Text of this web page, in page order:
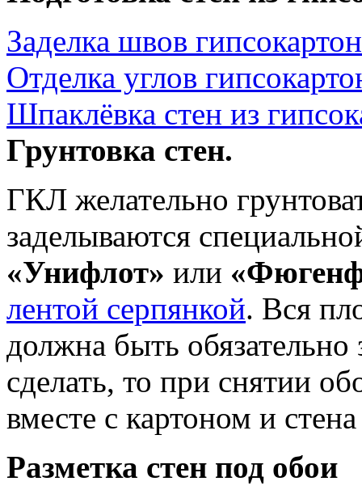
Заделка швов
Отделка углов
Шпаклёвка стен из
Грунтовка стен.
ГКЛ желательно
заделываются
«Унифлот» или
лентой серпянкой. Вся
должна быть
сделать, то при снятии
вместе с картоном и
Разметка стен под обои